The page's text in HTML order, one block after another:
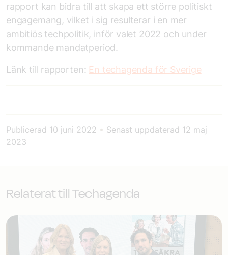
rapport kan bidra till att skapa ett större politiskt
engagemang, vilket i sig resulterar i en mer
ambitiös techpolitik, inför valet 2022 och under
kommande mandatperiod.
Länk till rapporten: En techagenda för Sverige
Publicerad 10 juni 2022 • Senast uppdaterad 12 maj
2023
Relaterat till Techagenda